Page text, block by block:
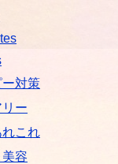
対策
リー
これ
容